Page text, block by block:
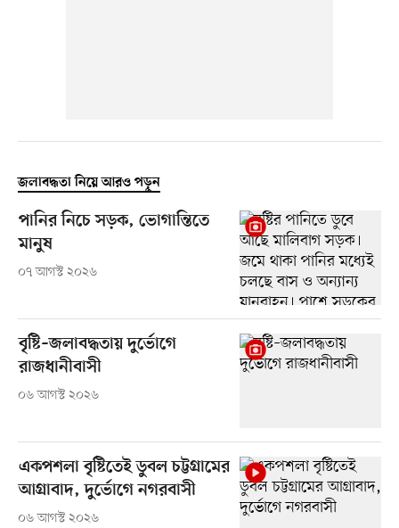
জলাবদ্ধতা নিয়ে আরও পড়ুন
পানির নিচে সড়ক, ভোগান্তিতে
মানুষ
০৭ আগস্ট ২০২৬
বৃষ্টি–জলাবদ্ধতায় দুর্ভোগে
রাজধানীবাসী
০৬ আগস্ট ২০২৬
একপশলা বৃষ্টিতেই ডুবল চট্টগ্রামের
আগ্রাবাদ, দুর্ভোগে নগরবাসী
০৬ আগস্ট ২০২৬